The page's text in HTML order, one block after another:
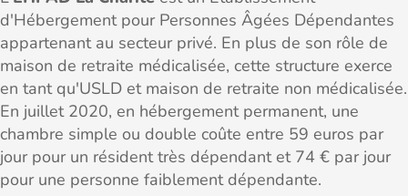
d'Hébergement pour Personnes Âgées Dépendantes
appartenant au secteur privé. En plus de son rôle de
maison de retraite médicalisée, cette structure exerce
en tant qu'USLD et maison de retraite non médicalisée.
En juillet 2020, en hébergement permanent, une
chambre simple ou double coûte entre 59 euros par
jour pour un résident très dépendant et 74 € par jour
pour une personne faiblement dépendante.